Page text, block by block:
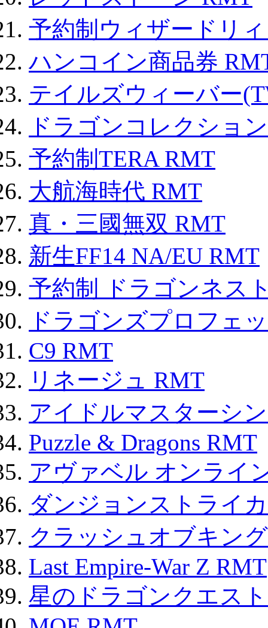
予約制ウィザードリ
ハンコイン商品券
テイルズウィーバー
ドラゴンコレクショ
予約制TERA RMT
大航海時代 RMT
真・三國無双 RMT
新生FF14 NA/EU RMT
予約制 ドラゴンネス
ドラゴンズプロフェ
C9 RMT
リネージュ RMT
アイドルマスターシ
Puzzle & Dragons RMT
アヴァベル オンライ
ダンジョンストライ
クラッシュオブキン
Last Empire-War Z RMT
星のドラゴンクエス